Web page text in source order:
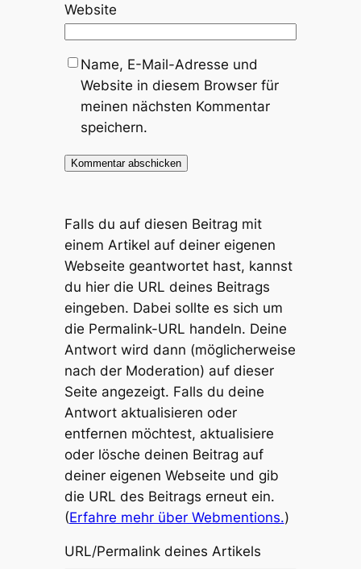
Website
Name, E-Mail-Adresse und
Website in diesem Browser für
meinen nächsten Kommentar
speichern.
Falls du auf diesen Beitrag mit
einem Artikel auf deiner eigenen
Webseite geantwortet hast, kannst
du hier die URL deines Beitrags
eingeben. Dabei sollte es sich um
die Permalink-URL handeln. Deine
Antwort wird dann (möglicherweise
nach der Moderation) auf dieser
Seite angezeigt. Falls du deine
Antwort aktualisieren oder
entfernen möchtest, aktualisiere
oder lösche deinen Beitrag auf
deiner eigenen Webseite und gib
die URL des Beitrags erneut ein.
(Erfahre mehr über Webmentions.)
URL/Permalink deines Artikels